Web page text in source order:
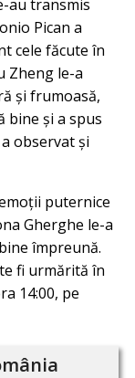
au transmis
Pican a
cele făcute în
Zheng le-a
și frumoasă,
bine și a spus
observat și
puternice
Gherghe le-a
împreună.
fi urmărită în
14:00, pe